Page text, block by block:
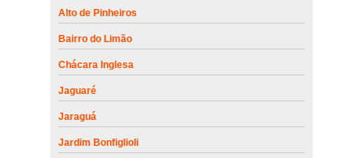
Alto de Pinheiros
Bairro do Limão
Chácara Inglesa
Jaguaré
Jaraguá
Jardim Bonfiglioli